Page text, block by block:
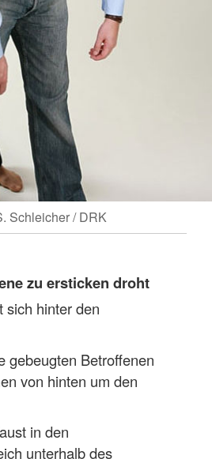
Schleicher / DRK
zu ersticken droht
sich hinter den
gebeugten Betroffenen
von hinten um den
in den
unterhalb des